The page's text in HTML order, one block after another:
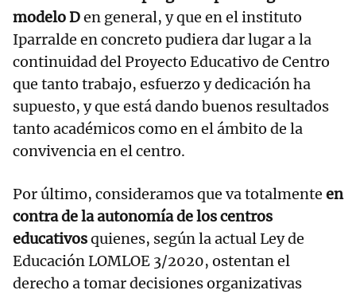
modelo Den general, y que en el instituto
Iparralde en concreto pudiera dar lugar a la
continuidad del Proyecto Educativo de Centro
que tanto trabajo, esfuerzo y dedicación ha
supuesto, y que está dando buenos resultados
tanto académicos como en el ámbito de la
convivencia en el centro.
Por último, consideramos que va totalmente en
contra de la autonomía de los centros
educativosquienes, según la actual Ley de
Educación LOMLOE 3/2020, ostentan el
derecho a tomar decisiones organizativas